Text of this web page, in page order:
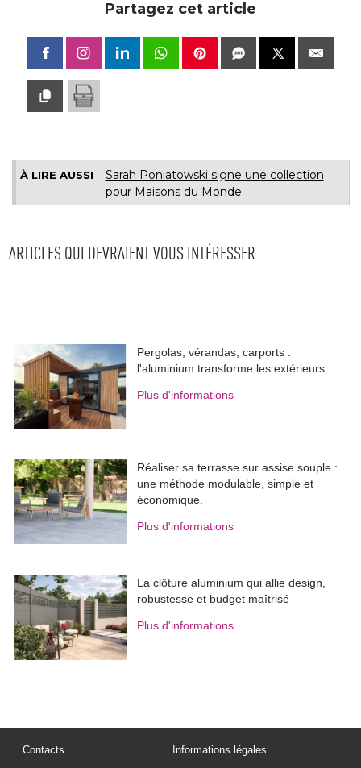
Partagez cet article
À LIRE AUSSI
Sarah Poniatowski signe une collection
pour Maisons du Monde
ARTICLES QUI DEVRAIENT VOUS INTÉRESSER
Pergolas, vérandas, carports :
l'aluminium transforme les extérieurs
Plus d'informations
Réaliser sa terrasse sur assise souple :
une méthode modulable, simple et
économique.
Plus d'informations
La clôture aluminium qui allie design,
robustesse et budget maîtrisé
Plus d'informations
Contacts Informations légales